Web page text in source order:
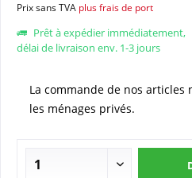
Prix sans TVA plus frais de port
Prêt à expédier immédiatement,
délai de livraison env. 1-3 jours
La commande de nos
les ménages privés.